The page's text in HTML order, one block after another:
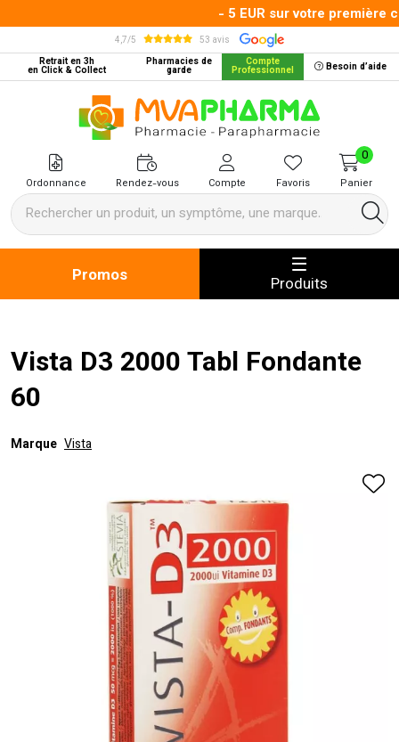
- 5 EUR sur votre première
4,7/5
53 avis
Retrait en 3h
en Click & Collect
Pharmacies de
garde
Compte
Professionnel Besoin d’aide
MVA Pharma Votre pharmacie
Ordonnance Rendez-vous Compte Favoris Panier
0
Promos Produits
Vista D3 2000 Tabl Fondante
60
Marque Vista